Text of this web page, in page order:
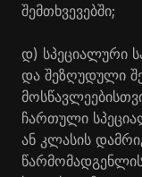
შემთხვევებში;
დ) სპეციალური
და შეზღუდული
ჩართული
ან კლასის